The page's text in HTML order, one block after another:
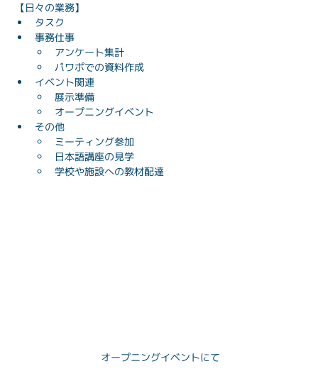
【日々の業務】
タスク
事務仕事
アンケート集計
パワポでの資料作成
イベント関連
展示準備
オープニングイベント
その他
ミーティング参加
日本語講座の見学
学校や施設への教材配達
オープニングイベントにて